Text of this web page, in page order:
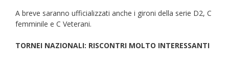
A breve saranno ufficializzati anche i gironi della serie D2, C
femminile e C Veterani.
TORNEI NAZIONALI: RISCONTRI MOLTO INTERESSANTI